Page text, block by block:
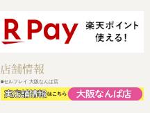
■セルフレイ 大阪なんば店